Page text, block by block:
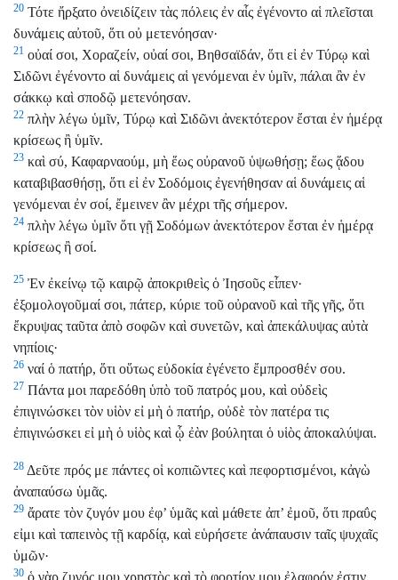
20 Τότε ἤρξατο ὀνειδίζειν τὰς πόλεις ἐν αἷς ἐγένοντο αἱ πλεῖσται
δυνάμεις αὐτοῦ, ὅτι οὐ μετενόησαν·
21 οὐαί σοι, Χοραζείν, οὐαί σοι, Βηθσαϊδάν, ὅτι εἰ ἐν Τύρῳ καὶ
Σιδῶνι ἐγένοντο αἱ δυνάμεις αἱ γενόμεναι ἐν ὑμῖν, πάλαι ἂν ἐν
σάκκῳ καὶ σποδῷ μετενόησαν.
22 πλὴν λέγω ὑμῖν, Τύρῳ καὶ Σιδῶνι ἀνεκτότερον ἔσται ἐν ἡμέρᾳ
κρίσεως ἢ ὑμῖν.
23 καὶ σύ, Καφαρναούμ, μὴ ἕως οὐρανοῦ ὑψωθήσῃ; ἕως ᾅδου
καταβιβασθήσῃ, ὅτι εἰ ἐν Σοδόμοις ἐγενήθησαν αἱ δυνάμεις αἱ
γενόμεναι ἐν σοί, ἔμεινεν ἂν μέχρι τῆς σήμερον.
24 πλὴν λέγω ὑμῖν ὅτι γῇ Σοδόμων ἀνεκτότερον ἔσται ἐν ἡμέρᾳ
κρίσεως ἢ σοί.
25 Ἐν ἐκείνῳ τῷ καιρῷ ἀποκριθεὶς ὁ Ἰησοῦς εἶπεν·
ἐξομολογοῦμαί σοι, πάτερ, κύριε τοῦ οὐρανοῦ καὶ τῆς γῆς, ὅτι
ἔκρυψας ταῦτα ἀπὸ σοφῶν καὶ συνετῶν, καὶ ἀπεκάλυψας αὐτὰ
νηπίοις·
26 ναί ὁ πατήρ, ὅτι οὕτως εὐδοκία ἐγένετο ἔμπροσθέν σου.
27 Πάντα μοι παρεδόθη ὑπὸ τοῦ πατρός μου, καὶ οὐδεὶς
ἐπιγινώσκει τὸν υἱὸν εἰ μὴ ὁ πατήρ, οὐδὲ τὸν πατέρα τις
ἐπιγινώσκει εἰ μὴ ὁ υἱὸς καὶ ᾧ ἐὰν βούληται ὁ υἱὸς ἀποκαλύψαι.
28 Δεῦτε πρός με πάντες οἱ κοπιῶντες καὶ πεφορτισμένοι, κἀγὼ
ἀναπαύσω ὑμᾶς.
29 ἄρατε τὸν ζυγόν μου ἐφ’ ὑμᾶς καὶ μάθετε ἀπ’ ἐμοῦ, ὅτι πραΰς
εἰμι καὶ ταπεινὸς τῇ καρδίᾳ, καὶ εὑρήσετε ἀνάπαυσιν ταῖς ψυχαῖς
ὑμῶν·
30 ὁ γὰρ ζυγός μου χρηστὸς καὶ τὸ φορτίον μου ἐλαφρόν ἐστιν.